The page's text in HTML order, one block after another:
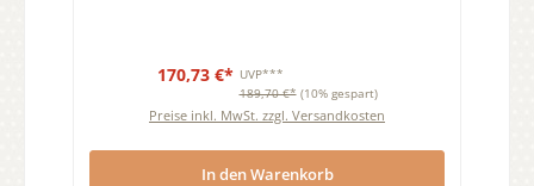
170,73 €* UVP***
189,70 €* (10% gespart)
Preise inkl. MwSt. zzgl. Versandkosten
In den Warenkorb